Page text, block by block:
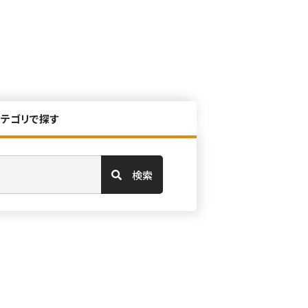
ゴリで探す
検索